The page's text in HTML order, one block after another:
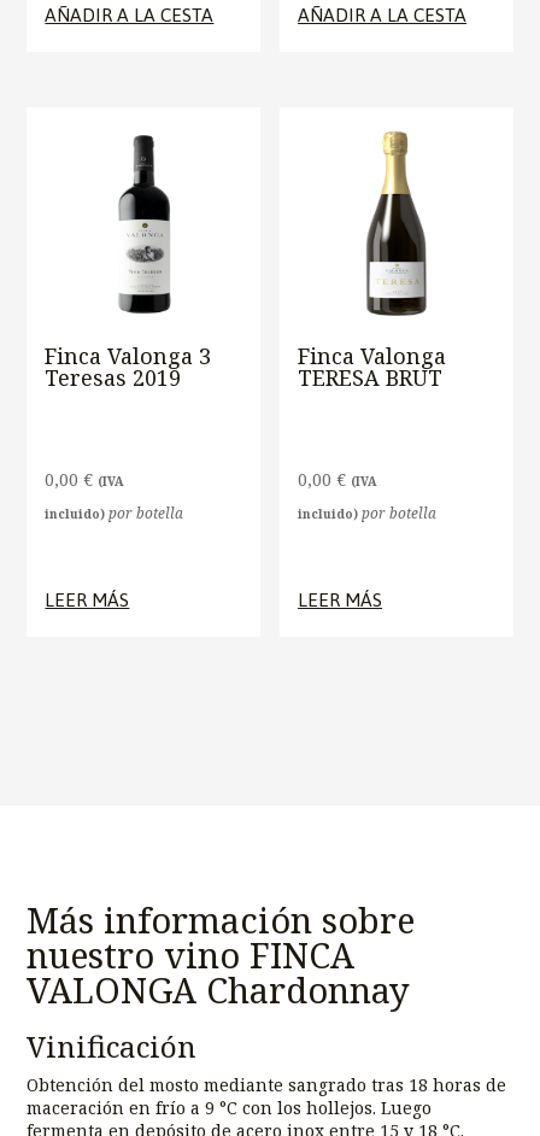
AÑADIR A LA CESTA AÑADIR A LA CESTA
Finca Valonga 3
Teresas 2019
0,00€ (IVA
incluido) por botella
LEER MÁS
Finca Valonga
TERESA BRUT
0,00€ (IVA
incluido) por botella
LEER MÁS
Más información sobre
nuestro vino FINCA
VALONGA Chardonnay
Vinificación
Obtención del mosto mediante sangrado tras 18 horas de
maceración en frío a 9 °C con los hollejos. Luego
fermenta en depósito de acero inox entre 15 y 18 °C.